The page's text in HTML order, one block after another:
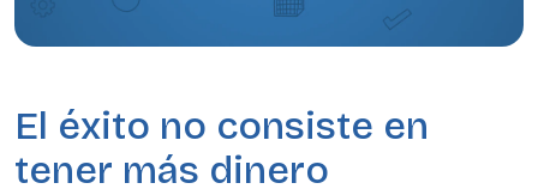
El éxito no consiste en
tener más dinero